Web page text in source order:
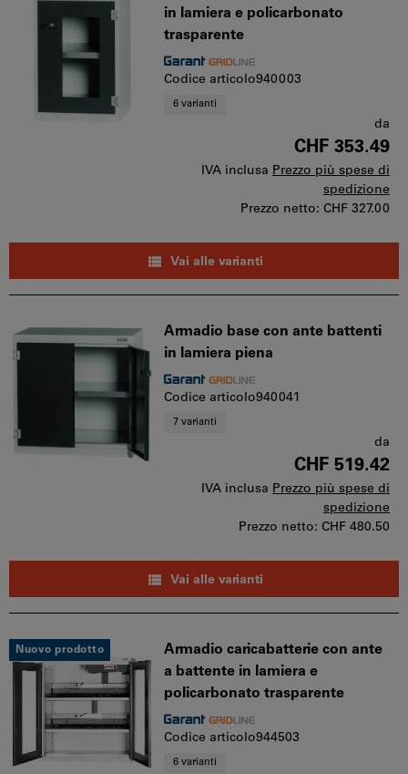
in lamiera e policarbonato
trasparente
Codice articolo940003
6 varianti
da
CHF 353.49
IVA inclusa Prezzo più spese di
spedizione
Prezzo netto: CHF 327.00
Vai alle varianti
Armadio base con ante battenti
in lamiera piena
Codice articolo940041
7 varianti
da
CHF 519.42
IVA inclusa Prezzo più spese di
spedizione
Prezzo netto: CHF 480.50
Vai alle varianti
Nuovo prodotto
Armadio caricabatterie con ante
a battente in lamiera e
policarbonato trasparente
Codice articolo944503
6 varianti